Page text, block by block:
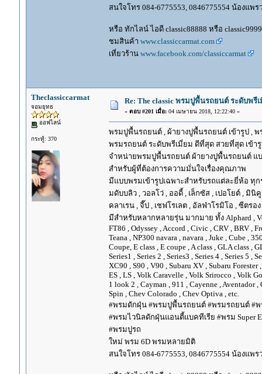
สนใจโทร 084-6775553, 0846775554 น้องแพ
หรือ ทักไลน์ ไอดี classic88888 หรือ
ชมสินค้า www.classiccarmat.com
เที่ยวร้าน www.facebook.com/classiccarmat
Theclassiccarmat
จอมยุทธ
ออฟไลน์
กระทู้: 370
Re: The classic พรมปูพื้นรถยนต์ ระดับพรี
« ตอบ #201 เมื่อ:04 เมษายน 2018, 12:22:40 »
พรมปูพื้นรถยนต์ , ผ้ายางปูพื้นรถยนต์ เข้ารูป , พ
พรมรถยนต์ ระดับพรีเมี่ยม ดีที่สุด สวยที่สุด เข้ารู
จำหน่ายพรมปูพื้นรถยนต์ ผ้ายางปูพื้นรถยนต์ แบบ
สำหรับผู้ที่ต้องการความมั่นใจเรื่องคุณภาพ
มีแบบพรมเข้ารูปเฉพาะสำหรับรถแต่ละยี่ห้อ ทุก
มดับบลิว , วอลโว่ , ออดี้ , เล็กซัส , เปอโยต์ , มินิ
คลาเรน , จี๊ป , เชฟโรเลต , อัลฟ่าโรมิโอ , ซีตร
มีสำหรับหลากหลายรุ่น มากมาย ทั้ง Alphard ,
FT86 , Odyssey , Accord , Civic , CRV , BRV ,
Teana , NP300 navara , navara , Juke , Cube ,
Coupe, E class , E coupe , A class , GLA class ,
Series1 , Series 2 , Series3 , Series 4 , Series 5 ,
XC90 , S90 , V90 , Subaru XV , Subaru
ES , LS , Volk Caravelle , Volk Srirocco , Volk
1 look 2 , Cayman , 911 , Cayenne , Aventador
Spin , Chev Colorado , Chev Optiva , etc.
#พรมดักฝุ่น #พรมปูพื้นรถยนต์ #พรมรถยนต์ #พ
#พรมไวนิลดักฝุ่นแอนตี้แบคทีเรีย #พรม Super
#พรมปูรถ
ใหม่ พรม 6D พรมหลายมิติ
สนใจโทร 084-6775553, 0846775554 น้องแพร